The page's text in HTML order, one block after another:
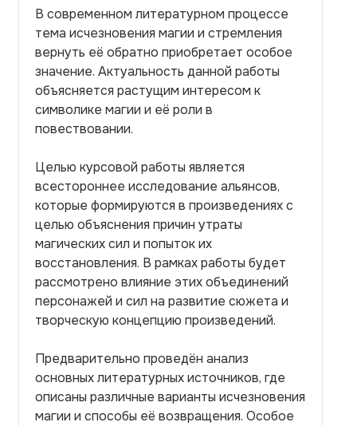
В современном литературном процессе
тема исчезновения магии и стремления
вернуть её обратно приобретает особое
значение. Актуальность данной работы
объясняется растущим интересом к
символике магии и её роли в
повествовании.
Целью курсовой работы является
всестороннее исследование альянсов,
которые формируются в произведениях с
целью объяснения причин утраты
магических сил и попыток их
восстановления. В рамках работы будет
рассмотрено влияние этих объединений
персонажей и сил на развитие сюжета и
творческую концепцию произведений.
Предварительно проведён анализ
основных литературных источников, где
описаны различные варианты исчезновения
магии и способы её возвращения. Особое